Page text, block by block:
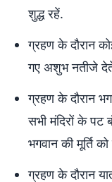
शुद्ध रहें.
ग्रहण के दौरान
गए अशुभ नतीजे
ग्रहण के दौरान
सभी मंदिरों के पट
भगवान की मूर्ति
ग्रहण के दौरान